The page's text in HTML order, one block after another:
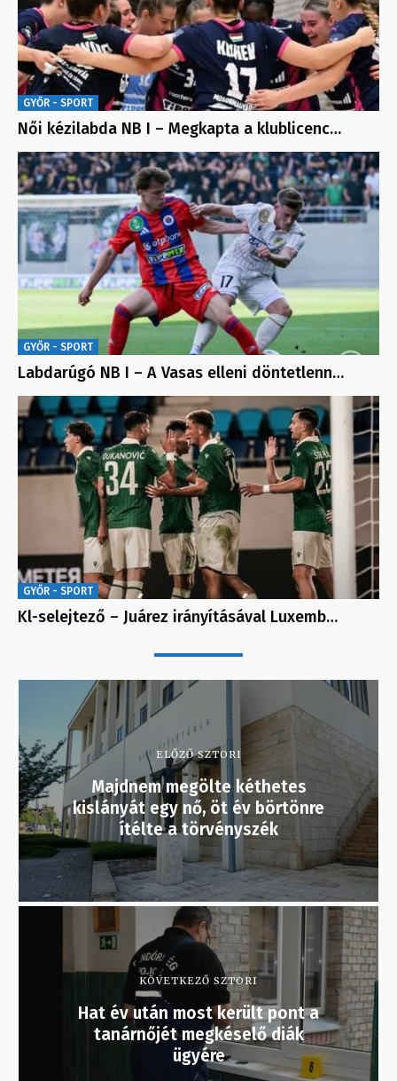
GYŐR - SPORT
Női kézilabda NB I – Megkapta a klublicenc…
GYŐR - SPORT
Labdarúgó NB I – A Vasas elleni döntetlenn…
GYŐR - SPORT
Kl-selejtező – Juárez irányításával Luxemb…
ELŐZŐ SZTORI
Majdnem megölte kéthetes
kislányát egy nő, öt év börtönre
ítélte a törvényszék
KÖVETKEZŐ SZTORI
Hat év után most került pont a
tanárnőjét megkéselő diák
ügyére